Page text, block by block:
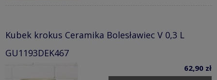
Kubek krokus Ceramika Bolesławiec V 0,3 L
GU1193DEK467
62,90 zł